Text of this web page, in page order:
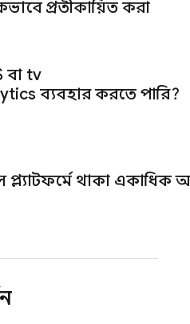
প্রতীকায়িত করা
বা tv
ব্যবহার করতে পারি?
প্ল্যাটফর্মে থাকা